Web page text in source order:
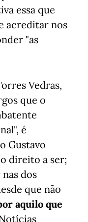
essa que
acreditar nos
"as
Vedras,
que o
é
Gustavo
direito a ser;
dos
que não
aquilo que